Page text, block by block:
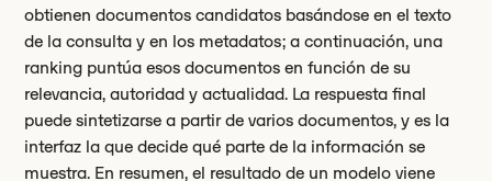
obtienen documentos candidatos basándose en el texto
de la consulta y en los metadatos; a continuación, una
ranking puntúa esos documentos en función de su
relevancia, autoridad y actualidad. La respuesta final
puede sintetizarse a partir de varios documentos, y es la
interfaz la que decide qué parte de la información se
muestra. En resumen, el resultado de un modelo viene